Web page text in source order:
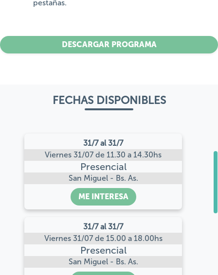
pestañas.
DESCARGAR PROGRAMA
FECHAS DISPONIBLES
31/7 al 31/7
Viernes 31/07 de 11.30 a 14.30hs
Presencial
San Miguel - Bs. As.
ME INTERESA
31/7 al 31/7
Viernes 31/07 de 15.00 a 18.00hs
Presencial
San Miguel - Bs. As.